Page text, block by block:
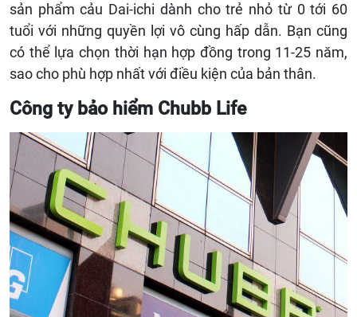
sản phẩm cảu Dai-ichi dành cho trẻ nhỏ từ 0 tới 60
tuổi với những quyền lợi vô cùng hấp dẫn. Bạn cũng
có thể lựa chọn thời hạn hợp đồng trong 11-25 năm,
sao cho phù hợp nhất với điều kiện của bản thân.
Công ty bảo hiểm Chubb Life